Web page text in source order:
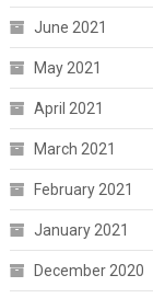
June 2021
May 2021
April 2021
March 2021
February 2021
January 2021
December 2020